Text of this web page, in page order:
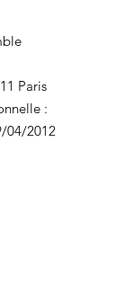
Paris
:
04/2012